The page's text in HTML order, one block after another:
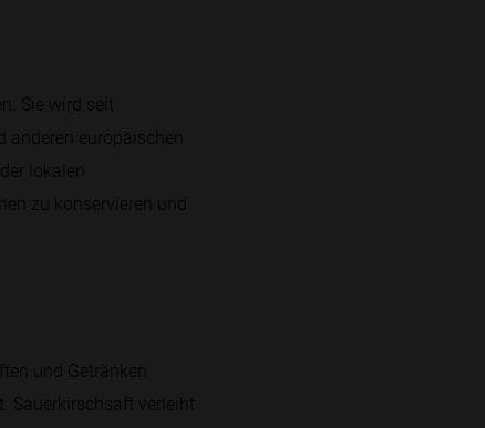
Sie wird seit
anderen europäischen
lokalen
zu konservieren und
und Getränken
Sauerkirschsaft verleiht